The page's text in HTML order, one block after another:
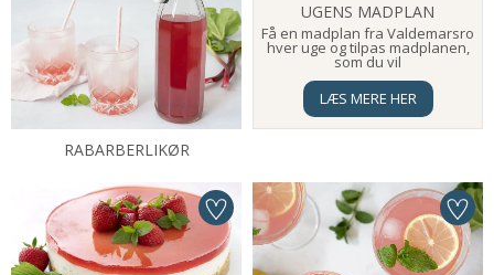
RABARBERLIKØR
UGENS MADPLAN
Få en madplan fra Valdemarsro
hver uge og tilpas madplanen,
som du vil
LÆS MERE HER